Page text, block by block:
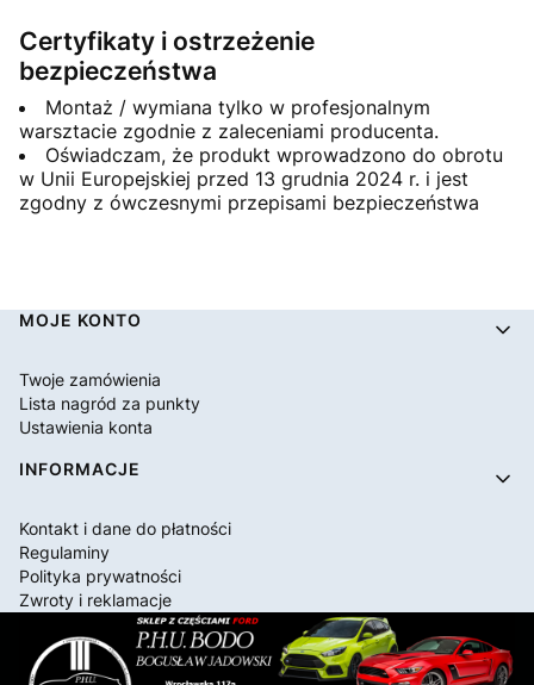
Certyfikaty i ostrzeżenie
bezpieczeństwa
Montaż / wymiana tylko w profesjonalnym
warsztacie zgodnie z zaleceniami producenta.
Oświadczam, że produkt wprowadzono do obrotu
w Unii Europejskiej przed 13 grudnia 2024 r. i jest
zgodny z ówczesnymi przepisami bezpieczeństwa
Linki w stopce
MOJE KONTO
Twoje zamówienia
Lista nagród za punkty
Ustawienia konta
INFORMACJE
Kontakt i dane do płatności
Regulaminy
Polityka prywatności
Zwroty i reklamacje